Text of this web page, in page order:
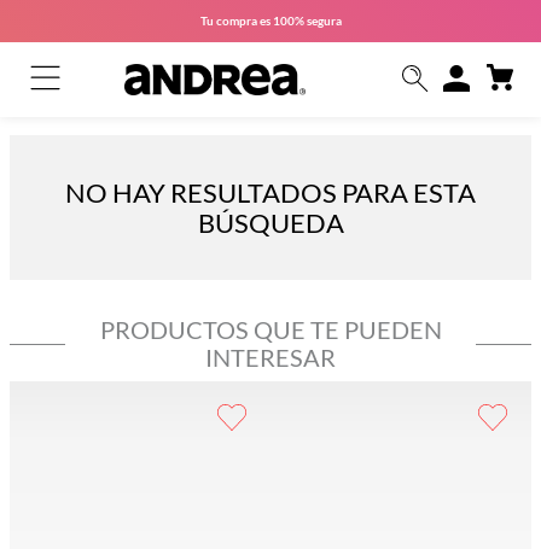
Tu compra es 100% segura
NO HAY RESULTADOS PARA ESTA
BÚSQUEDA
PRODUCTOS QUE TE PUEDEN
INTERESAR